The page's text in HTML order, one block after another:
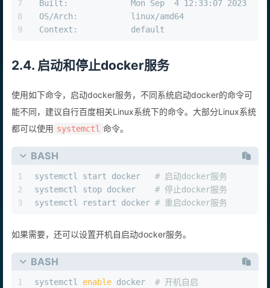
7
8
9
Built:             Mon Sep  4 12:33:07 2023
OS/Arch:           linux/amd64
Context:           default
2.4. 启动和停止docker服务
使用如下命令，启动docker服务，不同系统启动docker的命令可
能不同，建议自行百度相关Linux系统下的命令。大部分Linux系统
都可以使用 systemctl 命令。
BASH
1
2
3
systemctl start docker # 启动docker服务
systemctl stop docker # 停止docker服务
systemctl restart docker # 重启docker服务
如果需要，还可以设置开机自启动docker服务。
BASH
1
systemctl enable docker # 开机自启